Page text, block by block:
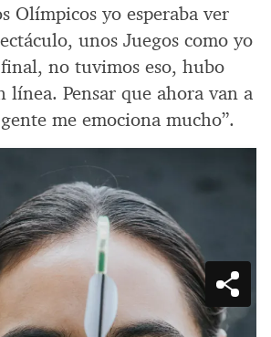
Olímpicos yo esperaba ver
unos Juegos como yo
no tuvimos eso, hubo
línea. Pensar que ahora van a
me emociona mucho”.